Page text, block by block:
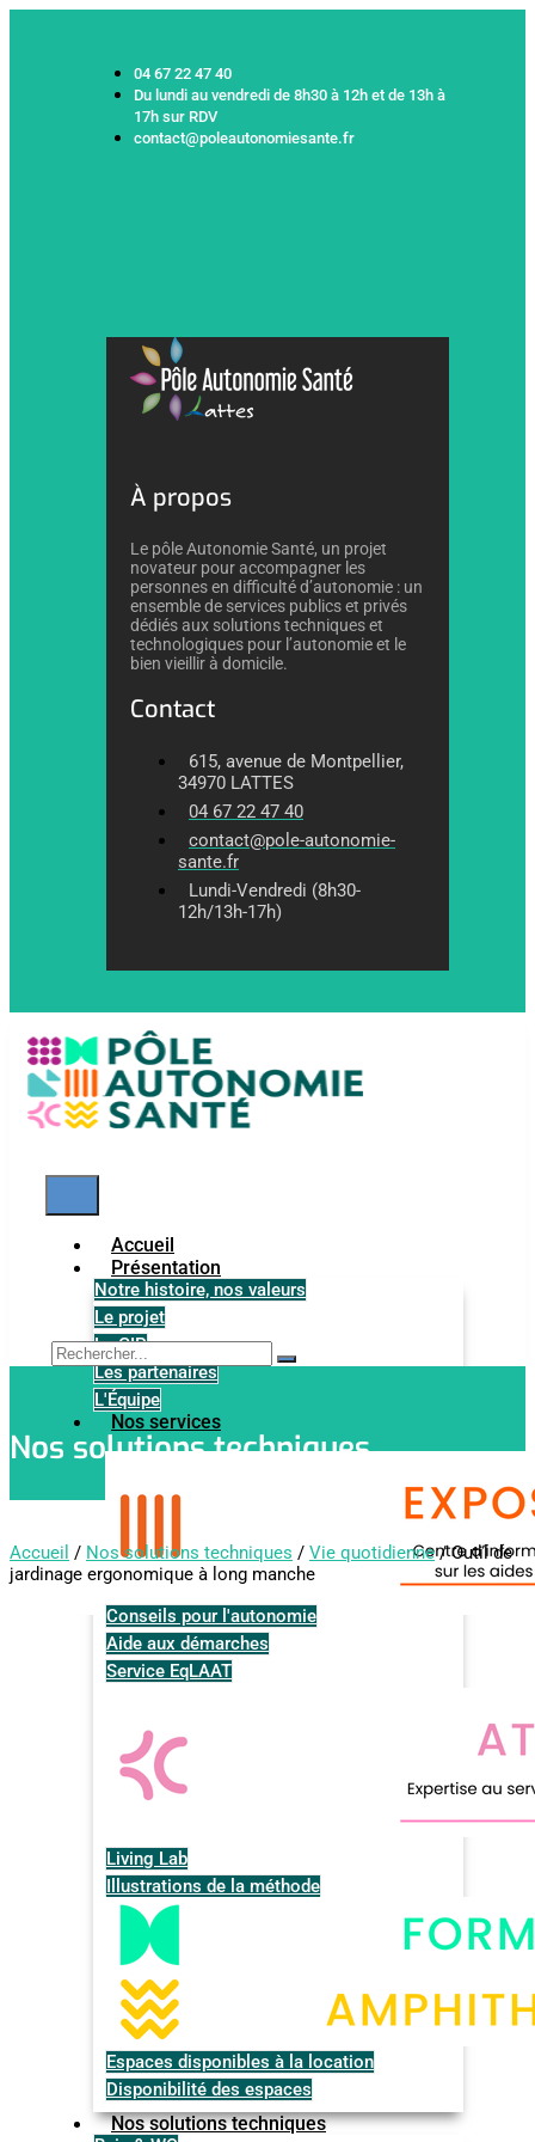
04 67 22 47 40
Du lundi au vendredi de 8h30 à 12h et de 13h à
17h sur RDV
contact@poleautonomiesante.fr
À propos
Le pôle Autonomie Santé, un projet
novateur pour accompagner les
personnes en difficulté d’autonomie : un
ensemble de services publics et privés
dédiés aux solutions techniques et
technologiques pour l’autonomie et le
bien vieillir à domicile.
Contact
615, avenue de Montpellier,
34970 LATTES
04 67 22 47 40
contact@pole-autonomie-
sante.fr
Lundi-Vendredi (8h30-
12h/13h-17h)
Accueil
Présentation
Notre histoire, nos valeurs
Le projet
Le GIP
Les partenaires
L'Équipe
Nos services
Conseils pour l'autonomie
Aide aux démarches
Service EqLAAT
Living Lab
Illustrations de la méthode
Espaces disponibles à la location
Disponibilité des espaces
Nos solutions techniques
Nos solutions techniques
Accueil / Nos solutions techniques / Vie quotidienne/ Outil de
jardinage ergonomique à long manche